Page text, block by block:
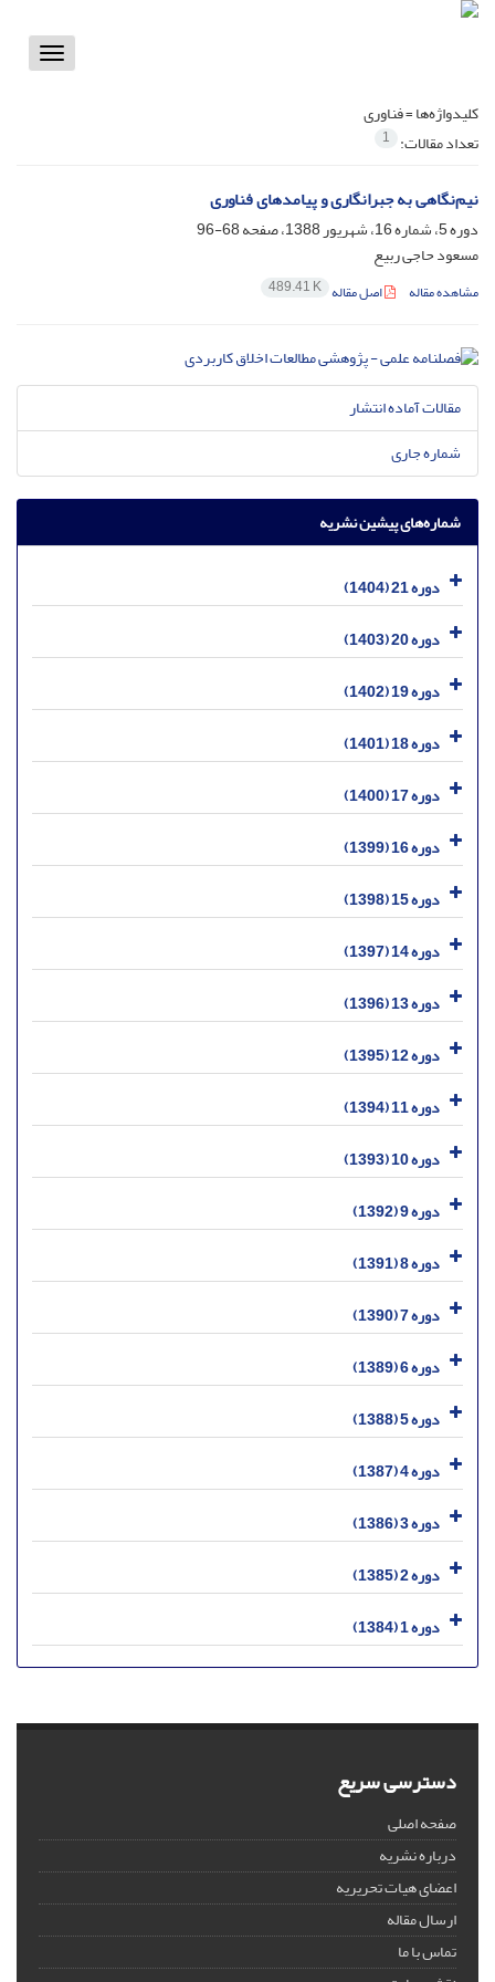
Toggle
کلیدواژه‌ها =فناوری
تعداد مقالات: 1
نیم‌نگاهی به جبرانگاری و پیامدهای فناوری
دوره 5، شماره 16، شهریور 1388، صفحه
68-96
مسعود حاجی ربیع
مشاهده مقاله اصل مقاله 489.41 K
مقالات آماده انتشار
شماره جاری
شماره‌های پیشین نشریه
دوره 21 (1404)
دوره 20 (1403)
دوره 19 (1402)
دوره 18 (1401)
دوره 17 (1400)
دوره 16 (1399)
دوره 15 (1398)
دوره 14 (1397)
دوره 13 (1396)
دوره 12 (1395)
دوره 11 (1394)
دوره 10 (1393)
دوره 9 (1392)
دوره 8 (1391)
دوره 7 (1390)
دوره 6 (1389)
دوره 5 (1388)
دوره 4 (1387)
دوره 3 (1386)
دوره 2 (1385)
دوره 1 (1384)
دسترسی سریع
صفحه اصلی
درباره نشریه
اعضای هیات تحریریه
ارسال مقاله
تماس با ما